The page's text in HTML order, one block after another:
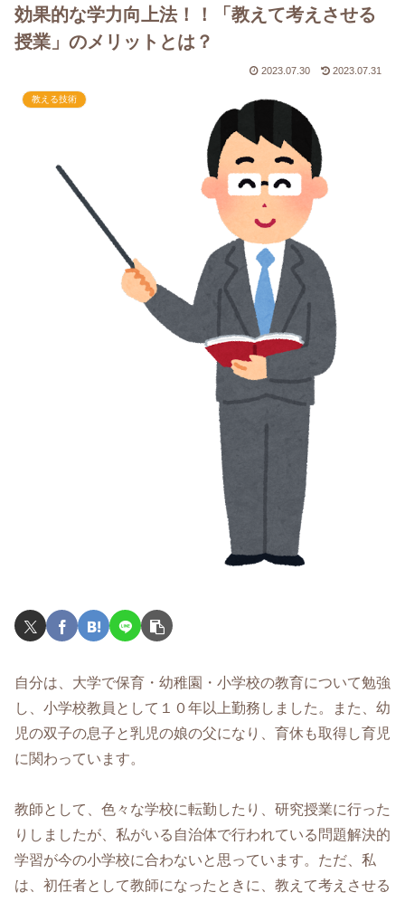
効果的な学力向上法！！「教えて考えさせる
授業」のメリットとは？
2023.07.30 2023.07.31
教える技術
自分は、大学で保育・幼稚園・小学校の教育について勉強
し、小学校教員として１０年以上勤務しました。また、幼
児の双子の息子と乳児の娘の父になり、育休も取得し育児
に関わっています。
教師として、色々な学校に転勤したり、研究授業に行った
りしましたが、私がいる自治体で行われている問題解決的
学習が今の小学校に合わないと思っています。ただ、私
は、初任者として教師になったときに、教えて考えさせる